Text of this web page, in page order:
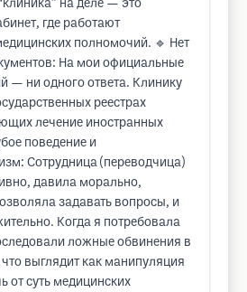
на деле — это
где работают
полномочий. 🔹 Нет
На мои официальные
— ни одного ответа. Клинику
реестрах
лечение иностранных
поведение и
Сотрудница (переводчица)
давила морально,
задавать вопросы, и
Когда я потребовала
ложные обвинения в
выглядит как манипуляция
от суть медицинских